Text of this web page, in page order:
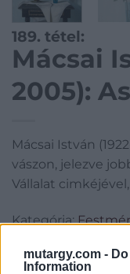
mutargy.com -
Information
189. tétel:
Mácsai
2005):
Mácsai István
vászon, jelezve
Vállalat
Kategória: